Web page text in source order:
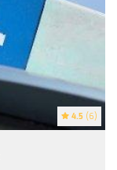
4.5 (6)